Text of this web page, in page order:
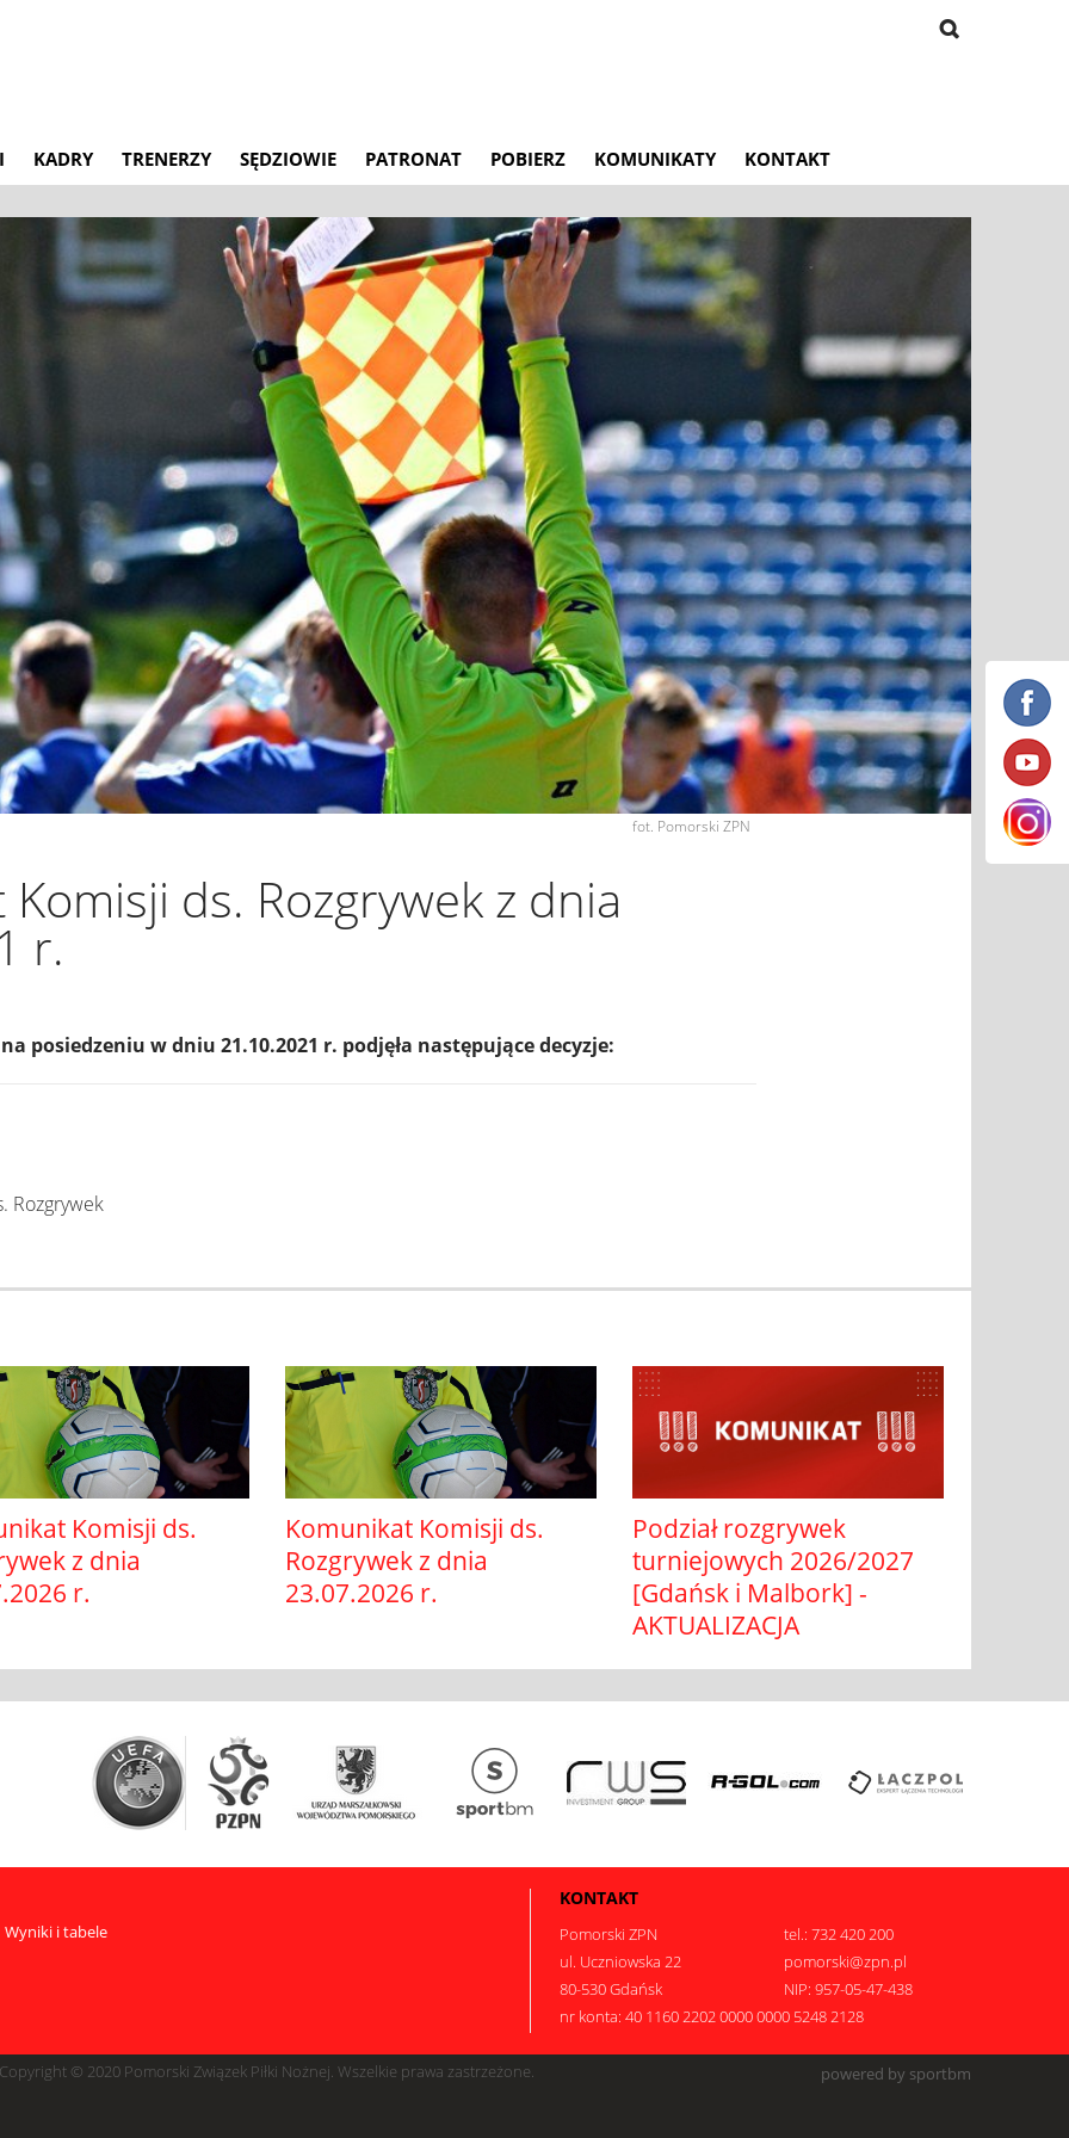
KADRY TRENERZY SĘDZIOWIE PATRONAT POBIERZ KOMUNIKATY KONTAKT
fot. Pomorski ZPN
ds. Rozgrywek z dnia
r.
posiedzeniu w dniu 21.10.2021 r. podjęła następujące decyzje:
Rozgrywek
Komisji ds.
z dnia
r.
Komunikat Komisji ds.
Rozgrywek z dnia
23.07.2026 r.
Podział rozgrywek
turniejowych 2026/2027
[Gdańsk i Malbork] -
AKTUALIZACJA
Wyniki i tabele
KONTAKT
Pomorski ZPN
tel.: 732 420 200
ul. Uczniowska 22
pomorski@zpn.pl
80-530 Gdańsk
NIP: 957-05-47-438
nr konta: 40 1160 2202 0000 0000 5248 2128
Copyright © 2020 Pomorski Związek Piłki Nożnej. Wszelkie prawa zastrzeżone. powered by sportbm